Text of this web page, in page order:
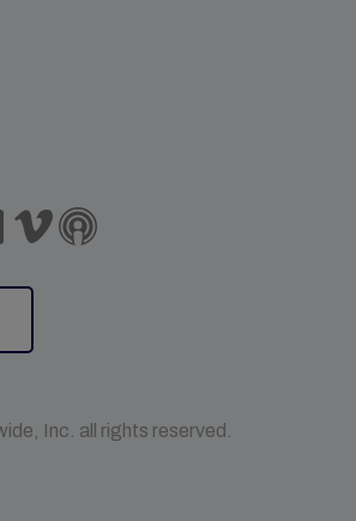
Inc. all rights reserved.